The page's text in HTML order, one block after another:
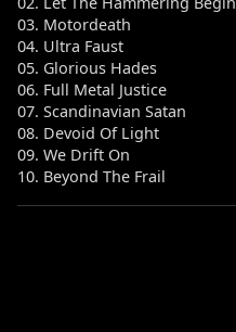
03. Motordeath
04. Ultra Faust
05. Glorious Hades
06. Full Metal Justice
07. Scandinavian Satan
08. Devoid Of Light
09. We Drift On
10. Beyond The Frail